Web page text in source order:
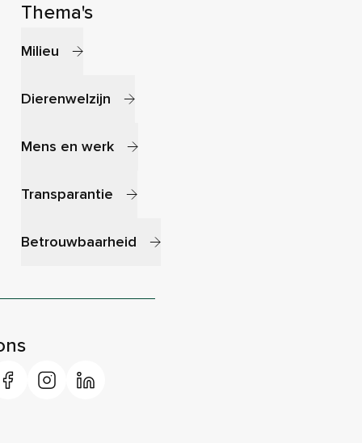
Thema's
Milieu
Dierenwelzijn
Mens en werk
Transparantie
Betrouwbaarheid